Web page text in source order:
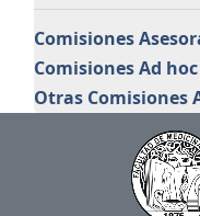
Comisiones
Comisiones Ad hoc
Otras Comisiones